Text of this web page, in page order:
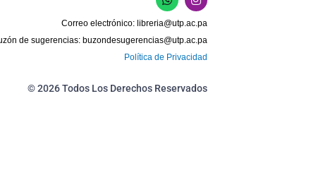
h
a
t
s
p
n
s
t
a
r
m
Correo electrónico: libreria@utp.ac.pa
de sugerencias: buzondesugerencias@utp.ac.pa
Política de Privacidad
© 2026 Todos Los Derechos Reservados